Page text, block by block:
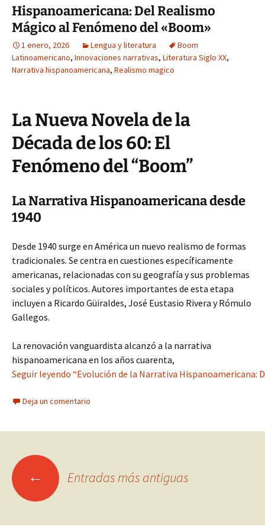
Hispanoamericana: Del Realismo
Mágico al Fenómeno del «Boom»
1 enero, 2026 Lengua y literatura
Boom
Latinoamericano, Innovaciones narrativas, Literatura Siglo XX,
Narrativa hispanoamericana, Realismo magico
La Nueva Novela de la
Década de los 60: El
Fenómeno del “Boom”
La Narrativa Hispanoamericana desde
1940
Desde 1940 surge en América un nuevo realismo de formas
tradicionales. Se centra en cuestiones específicamente
americanas, relacionadas con su geografía y sus problemas
sociales y políticos. Autores importantes de esta etapa
incluyen a Ricardo Güiraldes, José Eustasio Rivera y Rómulo
Gallegos.
La renovación vanguardista alcanzó a la narrativa
hispanoamericana en los años cuarenta,
Seguir leyendo “Evolución de la Narrativa Hispanoamericana:
Deja un comentario
Ir ← Entradas más antiguas